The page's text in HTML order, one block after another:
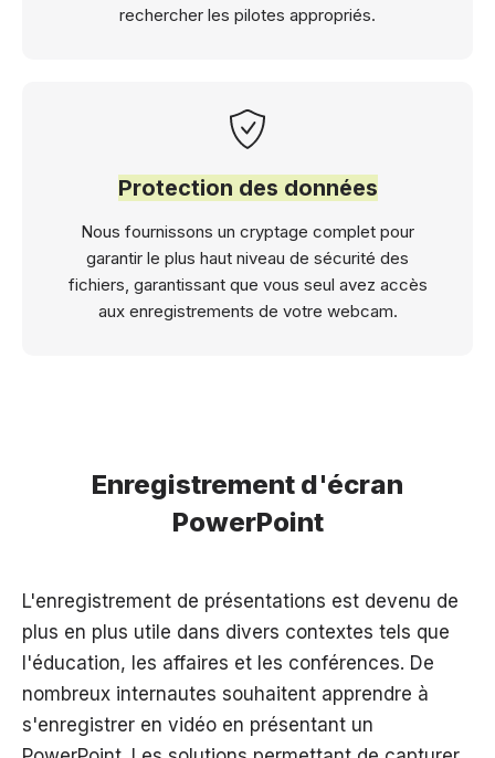
rechercher les pilotes appropriés.
Protection des données
Nous fournissons un cryptage complet pour
garantir le plus haut niveau de sécurité des
fichiers, garantissant que vous seul avez accès
aux enregistrements de votre webcam.
Enregistrement d'écran
PowerPoint
L'enregistrement de présentations est devenu de
plus en plus utile dans divers contextes tels que
l'éducation, les affaires et les conférences. De
nombreux internautes souhaitent apprendre à
s'enregistrer en vidéo en présentant un